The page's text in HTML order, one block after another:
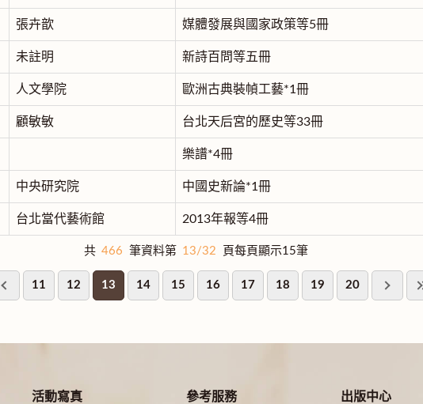
張卉歆 媒體發展與國家政策等5冊
未註明 新詩百問等五冊
人文學院 歐洲古典裝幀工藝*1冊
顧敏敏 台北天后宮的歷史等33冊
樂譜*4冊
中央研究院 中國史新論*1冊
台北當代藝術館 2013年報等4冊
共 466 筆資料第 13/32 頁每頁顯示15筆
11 12 13 14 15 16 17 18 19 20
活動寫真 參考服務 出版中心